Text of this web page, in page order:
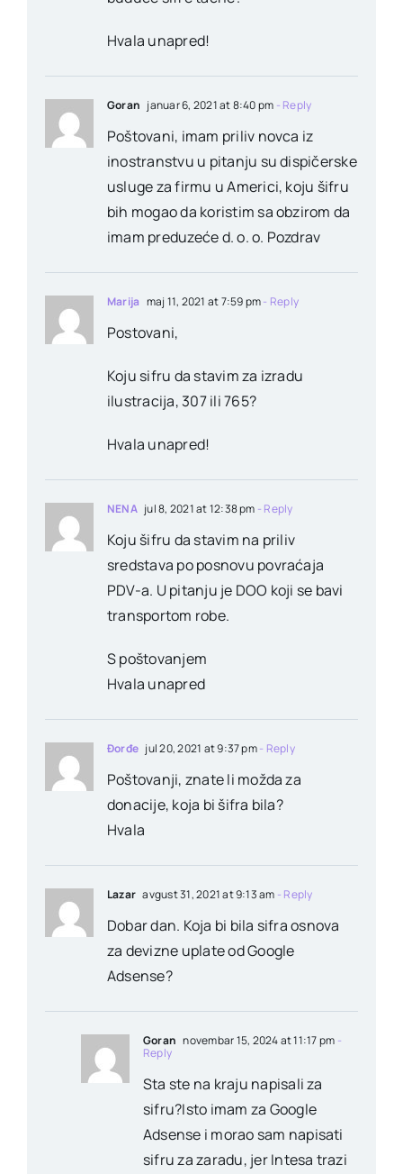
Hvala unapred!
Goran januar 6, 2021 at 8:40 pm - Reply
Poštovani, imam priliv novca iz
inostranstvu u pitanju su dispičerske
usluge za firmu u Americi, koju šifru
bih mogao da koristim sa obzirom da
imam preduzeće d. o. o. Pozdrav
Marija maj 11, 2021 at 7:59 pm- Reply
Postovani,
Koju sifru da stavim za izradu
ilustracija, 307 ili 765?
Hvala unapred!
NENA jul 8, 2021 at 12:38 pm - Reply
Koju šifru da stavim na priliv
sredstava po posnovu povraćaja
PDV-a. U pitanju je DOO koji se bavi
transportom robe.
S poštovanjem
Hvala unapred
Đorđe jul 20, 2021 at 9:37 pm- Reply
Poštovanji, znate li možda za
donacije, koja bi šifra bila?
Hvala
Lazar avgust 31, 2021 at 9:13 am - Reply
Dobar dan. Koja bi bila sifra osnova
za devizne uplate od Google
Adsense?
Goran novembar 15, 2024 at 11:17 pm -
Reply
Sta ste na kraju napisali za
sifru?Isto imam za Google
Adsense i morao sam napisati
sifru za zaradu, jer Intesa trazi